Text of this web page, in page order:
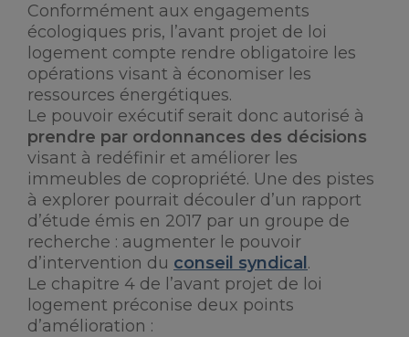
Conformément aux engagements
écologiques pris, l’avant projet de loi
logement compte rendre obligatoire les
opérations visant à économiser les
ressources énergétiques.
Le pouvoir exécutif serait donc autorisé à
prendre par ordonnances des décisions
visant à redéfinir et améliorer les
immeubles de copropriété. Une des pistes
à explorer pourrait découler d’un rapport
d’étude émis en 2017 par un groupe de
recherche : augmenter le pouvoir
d’intervention du conseil syndical .
Le chapitre 4 de l’avant projet de loi
logement préconise deux points
d’amélioration :